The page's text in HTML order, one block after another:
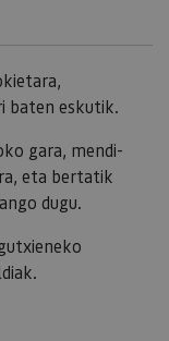
baten eskutik.
gara, mendi-
eta bertatik
dugu.